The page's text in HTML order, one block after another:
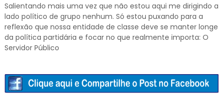
Salientando mais uma vez que não estou aqui me dirigindo a
lado político de grupo nenhum. Só estou puxando para a
reflexão que nossa entidade de classe deve se manter longe
da política partidária e focar no que realmente importa: O
Servidor Público